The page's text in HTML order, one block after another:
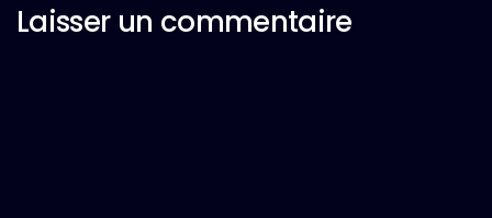
Laisser un commentaire